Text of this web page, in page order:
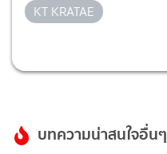
KT KRATAE
บทความน่าสนใจอื่นๆ